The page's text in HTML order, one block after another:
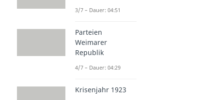
3/7 – Dauer: 04:51
Parteien
Weimarer
Republik
4/7 – Dauer: 04:29
Krisenjahr 1923